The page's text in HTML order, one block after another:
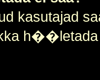
kasutajad
h��letada